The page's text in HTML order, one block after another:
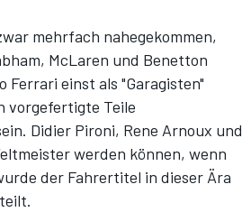
mehrfach nahegekommen,
McLaren und Benetton
Ferrari einst als "Garagisten"
vorgefertigte Teile
Didier Pironi, Rene Arnoux und
werden können, wenn
der Fahrertitel in dieser Ära